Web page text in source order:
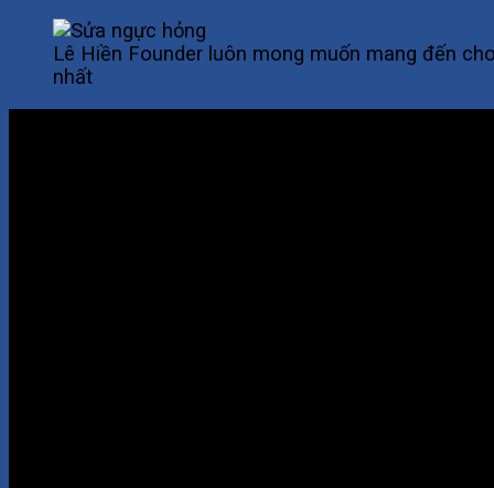
Lê Hiền Founder luôn mong muốn mang đến
nhất